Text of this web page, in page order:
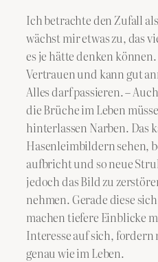
Ich betrachte den Zufall
wächst mir etwas zu, das
es je hätte denken
Vertrauen und kann gut
Alles darf passieren. –
die Brüche im Leben
hinterlassen Narben. Das
Hasenleimbildern sehen,
aufbricht und so neue
jedoch das Bild zu
nehmen. Gerade diese
machen tiefere Einblicke
Interesse auf sich, fordern
genau wie im Leben.